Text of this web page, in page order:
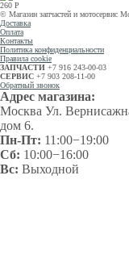
260 Р
© Магазин запчастей и мотосервис
Доставка
Оплата
Контакты
Политика конфиденциальности
Правила cookie
ЗАПЧАСТИ +7 916 243-00-03
СЕРВИС +7 903 208-11-00
Обратный звонок
Адрес магазина:
Москва Ул.
дом 6.
Пн-Пт: 11:00−19:00
Сб: 10:00−16:00
Вс: Выходной